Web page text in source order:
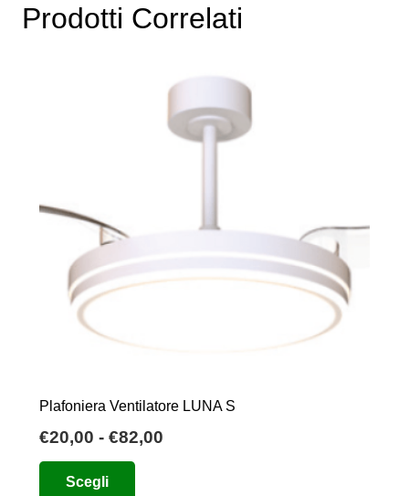
Prodotti Correlati
Plafoniera Ventilatore LUNA S
€20,00 - €82,00
Scegli